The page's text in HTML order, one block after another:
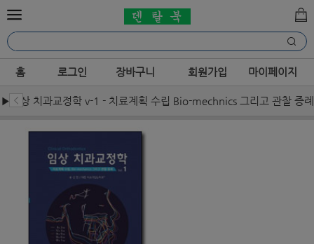
홈 로그인 장바구니 회원가입 마이페이지
▶임상 치과교정학 v-1 - 치료계획 수립 Bio-mechnics 그리고 관찰 증례